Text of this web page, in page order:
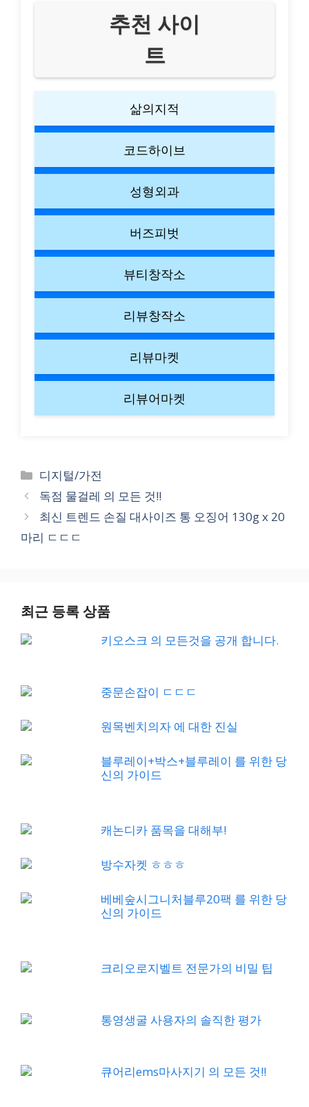
추천 사이
트
삶의지적
코드하이브
성형외과
버즈피벗
뷰티창작소
리뷰창작소
리뷰마켓
리뷰어마켓
Categories
디지털/가전
독점 물걸레 의 모든 것!!
최신 트렌드 손질 대사이즈 통 오징어 130g x 20
마리 ㄷㄷㄷ
최근 등록 상품
키오스크 의 모든것을 공개 합니다.
중문손잡이 ㄷㄷㄷ
원목벤치의자 에 대한 진실
블루레이+박스+블루레이 를 위한 당
신의 가이드
캐논디카 품목을 대해부!
방수자켓 ㅎㅎㅎ
베베숲시그니처블루20팩 를 위한 당
신의 가이드
크리오로지벨트 전문가의 비밀 팁
통영생굴 사용자의 솔직한 평가
큐어리ems마사지기 의 모든 것!!